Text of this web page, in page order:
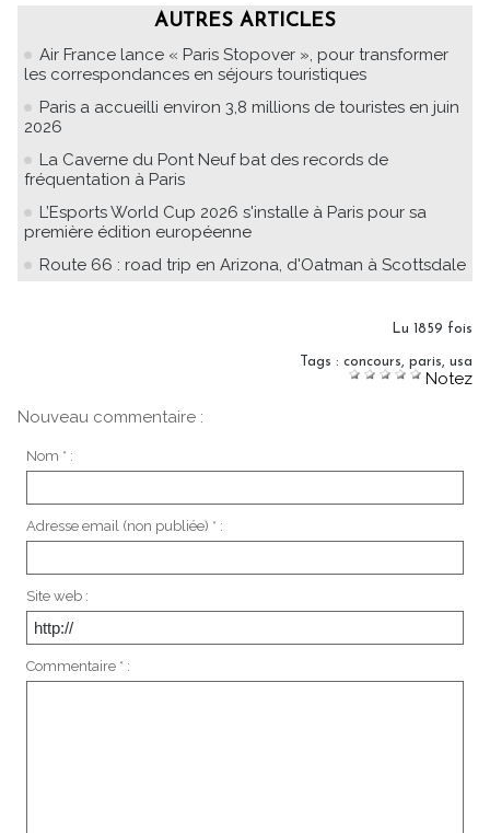
AUTRES ARTICLES
Air France lance « Paris Stopover », pour transformer
les correspondances en séjours touristiques
Paris a accueilli environ 3,8 millions de touristes en juin
2026
La Caverne du Pont Neuf bat des records de
fréquentation à Paris
L’Esports World Cup 2026 s'installe à Paris pour sa
première édition européenne
Route 66 : road trip en Arizona, d'Oatman à Scottsdale
Lu 1859 fois
Tags : concours, paris, usa
Notez
Nouveau commentaire :
Nom * :
Adresse email (non publiée) * :
Site web :
Commentaire * :